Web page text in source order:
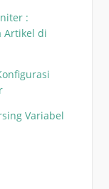
:
Artikel di
Variabel